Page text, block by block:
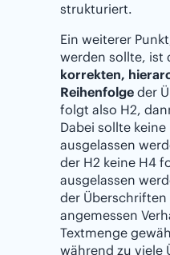
strukturiert.
Ein weiterer
werden sollte, ist
korrekten,
Reihenfolge der
folgt also H2,
Dabei sollte
ausgelassen
der H2 keine H4
ausgelassen
der
angemessen
Textmenge
während zu viele